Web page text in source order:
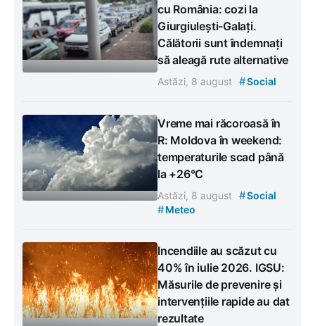
cu România: cozi la
Giurgiulești-Galați.
Călătorii sunt îndemnați
să aleagă rute alternative
Astăzi, 8 august #Social
Vreme mai răcoroasă în
R: Moldova în weekend:
temperaturile scad până
la +26°C
Astăzi, 8 august #Social
#Meteo
Incendiile au scăzut cu
40% în iulie 2026. IGSU:
Măsurile de prevenire și
intervențiile rapide au dat
rezultate